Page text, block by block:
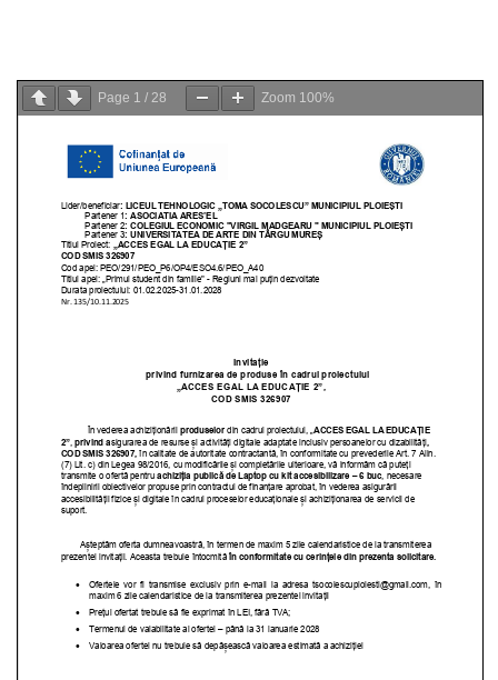
Page 1 / 28 Zoom 100%